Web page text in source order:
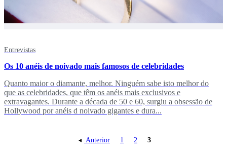
Entrevistas
Os 10 anéis de noivado mais famosos de celebridades
Quanto maior o diamante, melhor. Ninguém sabe isto melhor do
que as celebridades, que têm os anéis mais exclusivos e
extravagantes. Durante a década de 50 e 60, surgiu a obsessão de
Hollywood por anéis d noivado gigantes e dura...
Anterior 1 2 3